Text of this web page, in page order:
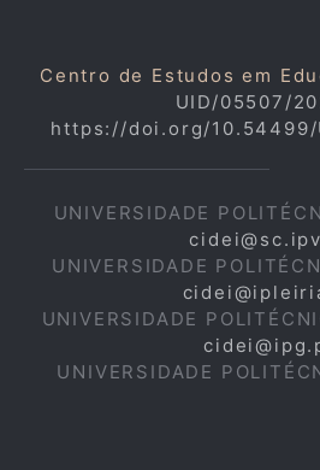
Centro de Estudos em
UID/05507/
https://doi.org/10.54499/
UNIVERSIDADE
UNIVERSIDADE
UNIVERSIDADE
UNIVERSIDADE